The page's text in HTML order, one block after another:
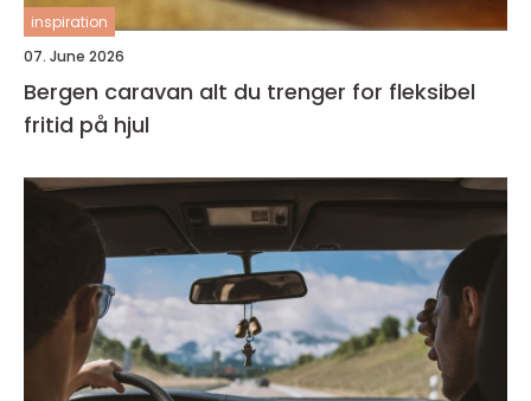
inspiration
07. June 2026
Bergen caravan alt du trenger for fleksibel
fritid på hjul